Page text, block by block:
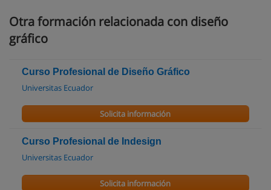
Otra formación relacionada con diseño
gráfico
Curso Profesional de Diseño Gráfico
Universitas Ecuador
Solicita información
Curso Profesional de Indesign
Universitas Ecuador
Solicita información